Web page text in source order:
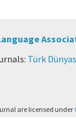
Türk
are licensed under